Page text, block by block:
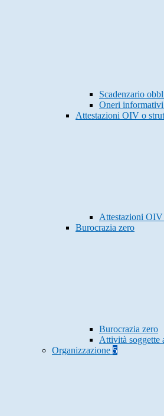
Scadenzario
Oneri
Attestazioni OIV o
Attestazioni OIV
Burocrazia zero
Burocrazia zero
Attività soggette
Organizzazione 5